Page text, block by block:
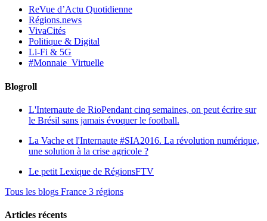
ReVue d’Actu Quotidienne
Régions.news
VivaCités
Politique & Digital
Li-Fi & 5G
#Monnaie_Virtuelle
Blogroll
L'Internaute de RioPendant cinq semaines, on peut écrire sur
le Brésil sans jamais évoquer le football.
La Vache et l'Internaute #SIA2016. La révolution numérique,
une solution à la crise agricole ?
Le petit Lexique de RégionsFTV
Tous les blogs France 3 régions
Articles récents